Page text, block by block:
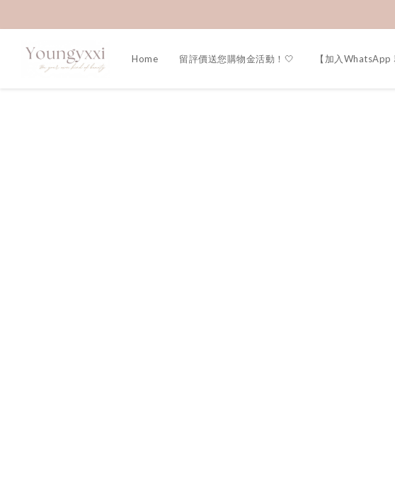
Home 留評價送您購物金活動！🤍 【加入